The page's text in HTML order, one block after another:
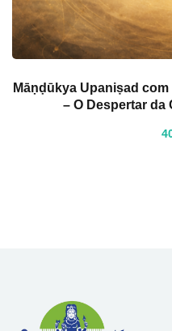
Māṇḍūkya Upaniṣad
– O Despertar da